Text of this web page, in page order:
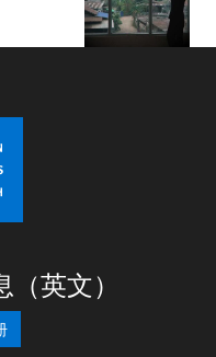
英文）